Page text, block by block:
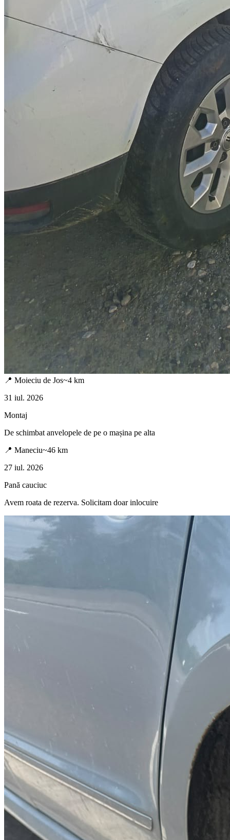
📍 Moieciu de Jos~4 km
31 iul. 2026
Montaj
De schimbat anvelopele de pe o mașina pe alta
📍 Maneciu~46 km
27 iul. 2026
Pană cauciuc
Avem roata de rezerva. Solicitam doar inlocuire